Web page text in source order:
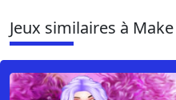
Jeux similaires à